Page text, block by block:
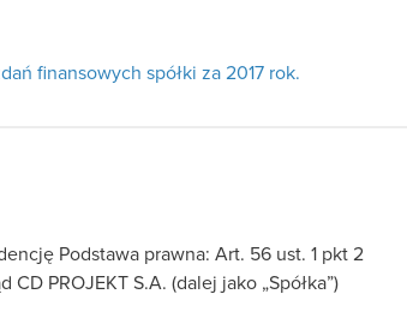
finansowych spółki za 2017 rok.
Podstawa prawna: Art. 56 ust. 1 pkt 2
PROJEKT S.A. (dalej jako „Spółka”)